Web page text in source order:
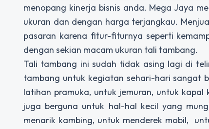
menopang kinerja bisnis anda. Mega Jaya
ukuran dan dengan harga terjangkau.
pasaran karena fitur-fiturnya seperti
dengan sekian macam ukuran tali tambang.
Tali tambang ini sudah tidak asing lagi di
tambang untuk kegiatan sehari-hari sangat
latihan pramuka, untuk jemuran, untuk
juga berguna untuk hal-hal kecil yang
menarik kambing, untuk menderek mobil,